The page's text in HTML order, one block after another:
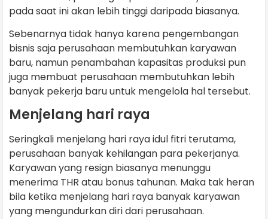
pada saat ini akan lebih tinggi daripada biasanya.
Sebenarnya tidak hanya karena pengembangan
bisnis saja perusahaan membutuhkan karyawan
baru, namun penambahan kapasitas produksi pun
juga membuat perusahaan membutuhkan lebih
banyak pekerja baru untuk mengelola hal tersebut.
Menjelang hari raya
Seringkali menjelang hari raya idul fitri terutama,
perusahaan banyak kehilangan para pekerjanya.
Karyawan yang resign biasanya menunggu
menerima THR atau bonus tahunan. Maka tak heran
bila ketika menjelang hari raya banyak karyawan
yang mengundurkan diri dari perusahaan.